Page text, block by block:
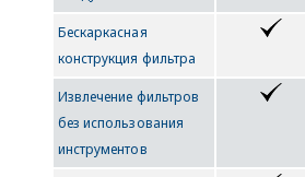
Бескаркасная
конструкция фильтра
Извлечение фильтров
без использования
инструментов